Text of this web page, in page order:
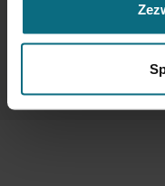
Wprowadzając i
Polityce